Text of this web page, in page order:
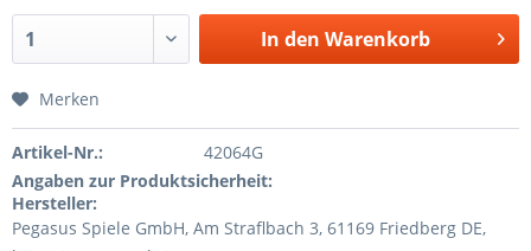
In den Warenkorb
Merken
Artikel-Nr.:
42064G
Angaben zur Produktsicherheit:
Hersteller:
Pegasus Spiele GmbH, Am Straﬂbach 3, 61169 Friedberg DE,